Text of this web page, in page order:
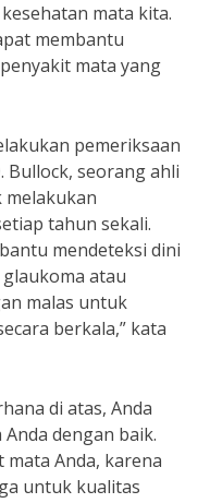
mata kita.
membantu
mata yang
pemeriksaan
Bullock, seorang ahli
tahun sekali.
mendeteksi dini
atau
malas untuk
berkala,” kata
di atas, Anda
dengan baik.
Anda, karena
untuk kualitas